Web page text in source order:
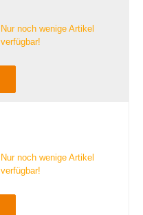
Nur noch wenige Artikel
verfügbar!
Nur noch wenige Artikel
verfügbar!